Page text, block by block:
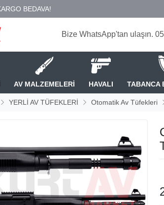
Bize WhatsApp'tan ulaşın.
AV MALZEMELERİ HAVALI TABANCA
YERLİ AV TÜFEKLERİ Otomatik Av Tüfekleri